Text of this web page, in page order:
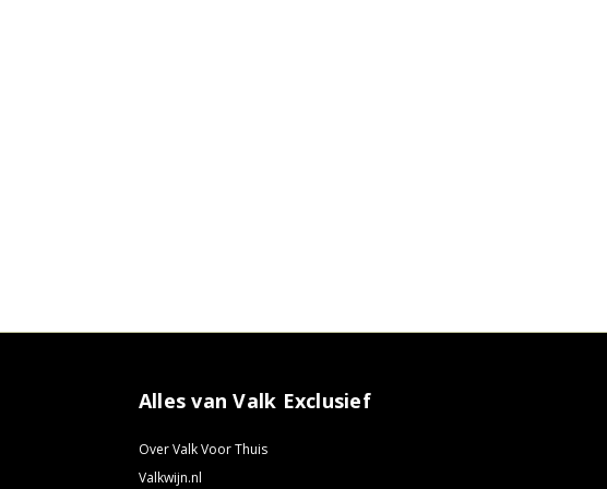
Alles van Valk Exclusief
Over Valk Voor Thuis
Valkwijn.nl